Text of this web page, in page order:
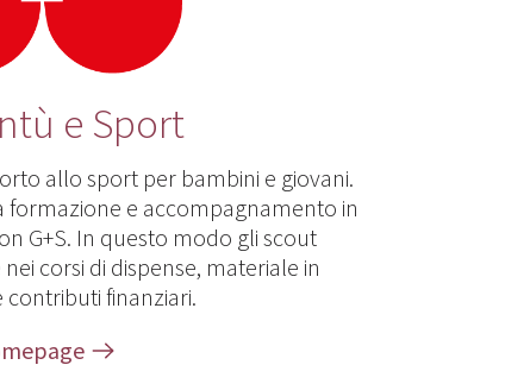
e Sport
allo sport per bambini e giovani.
formazione e accompagnamento in
G+S. In questo modo gli scout
corsi di dispense, materiale in
contributi finanziari.